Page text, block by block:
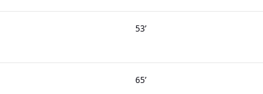
53’
65’